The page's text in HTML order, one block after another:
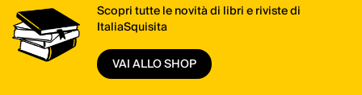
Scopri tutte le novità di libri e riviste di
ItaliaSquisita
VAI ALLO SHOP